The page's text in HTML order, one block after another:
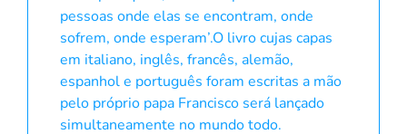
pessoas onde elas se encontram, onde
sofrem, onde esperam’.O livro cujas capas
em italiano, inglês, francês, alemão,
espanhol e português foram escritas a mão
pelo próprio papa Francisco será lançado
simultaneamente no mundo todo.